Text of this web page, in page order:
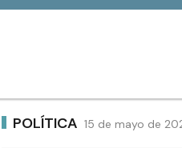
POLÍTICA 15 de mayo de